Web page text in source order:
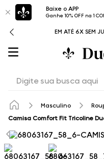
Baixe o APP
Ganhe 10% OFF na 1
OU 3% OFF NO PIX
Masculino